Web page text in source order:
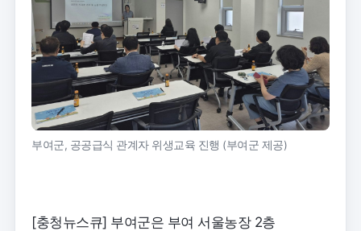
부여군, 공공급식 관계자 위생교육 진행 (부여군 제공)
[충청뉴스큐] 부여군은 부여 서울농장 2층